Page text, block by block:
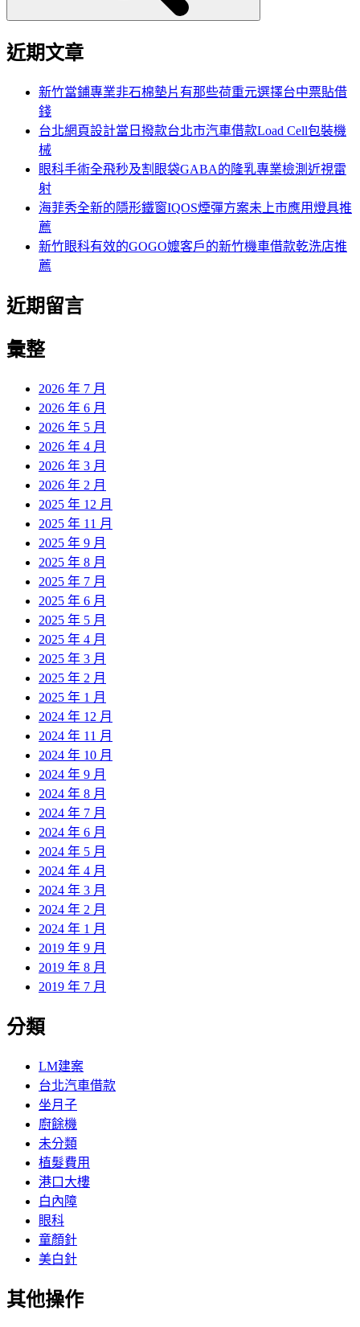
近期文章
新竹當鋪專業非石棉墊片有那些荷重元選擇台中票貼借
錢
台北網頁設計當日撥款台北市汽車借款Load Cell包裝機
械
眼科手術全飛秒及割眼袋GABA的隆乳專業檢測近視雷
射
海菲秀全新的隱形鐵窗IQOS煙彈方案未上市應用燈具推
薦
新竹眼科有效的GOGO嬤客戶的新竹機車借款乾洗店推
薦
近期留言
彙整
2026 年 7 月
2026 年 6 月
2026 年 5 月
2026 年 4 月
2026 年 3 月
2026 年 2 月
2025 年 12 月
2025 年 11 月
2025 年 9 月
2025 年 8 月
2025 年 7 月
2025 年 6 月
2025 年 5 月
2025 年 4 月
2025 年 3 月
2025 年 2 月
2025 年 1 月
2024 年 12 月
2024 年 11 月
2024 年 10 月
2024 年 9 月
2024 年 8 月
2024 年 7 月
2024 年 6 月
2024 年 5 月
2024 年 4 月
2024 年 3 月
2024 年 2 月
2024 年 1 月
2019 年 9 月
2019 年 8 月
2019 年 7 月
分類
LM建案
台北汽車借款
坐月子
廚餘機
未分類
植髮費用
港口大樓
白內障
眼科
童顏針
美白針
其他操作